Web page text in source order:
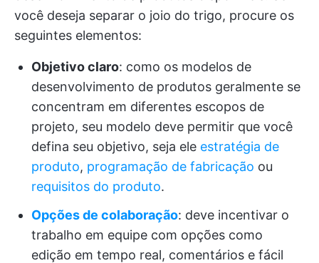
você deseja separar o joio do trigo, procure os
seguintes elementos:
Objetivo claro: como os modelos de
desenvolvimento de produtos geralmente se
concentram em diferentes escopos de
projeto, seu modelo deve permitir que você
defina seu objetivo, seja ele estratégia de
produto, programação de fabricação ou
requisitos do produto.
Opções de colaboração: deve incentivar o
trabalho em equipe com opções como
edição em tempo real, comentários e fácil